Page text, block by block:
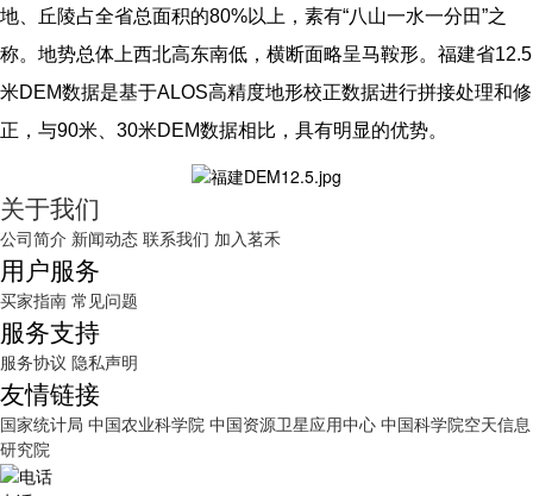
地、丘陵占全省总面积的80%以上，素有“八山一水一分田”之
称。地势总体上西北高东南低，横断面略呈马鞍形。福建省12.5
米DEM数据是基于ALOS高精度地形校正数据进行拼接处理和修
正，与90米、30米DEM数据相比，具有明显的优势。
关于我们
公司简介 新闻动态 联系我们 加入茗禾
用户服务
买家指南 常见问题
服务支持
服务协议 隐私声明
友情链接
国家统计局 中国农业科学院 中国资源卫星应用中心 中国科学院空天信息
研究院